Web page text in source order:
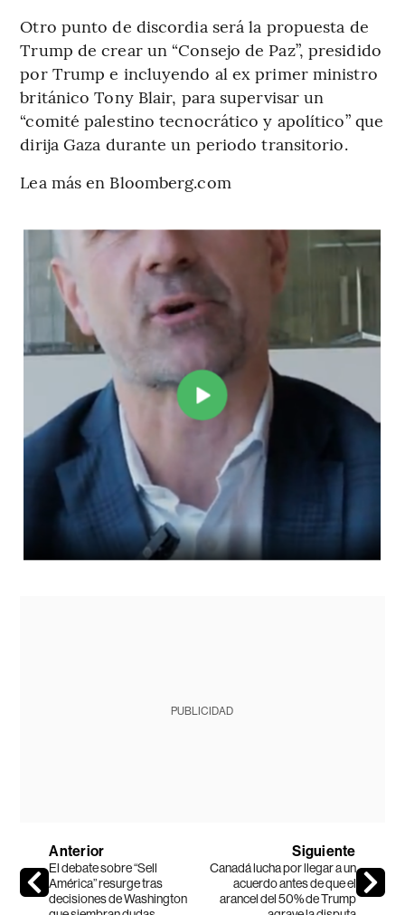
Otro punto de discordia será la propuesta de
Trump de crear un “Consejo de Paz”, presidido
por Trump e incluyendo al ex primer ministro
británico Tony Blair, para supervisar un
“comité palestino tecnocrático y apolítico” que
dirija Gaza durante un periodo transitorio.
Lea más en Bloomberg.com
PUBLICIDAD
Anterior
El debate sobre “Sell
América” resurge tras
decisiones de Washington
Siguiente
Canadá lucha por llegar a un
acuerdo antes de que el
arancel del 50% de Trump